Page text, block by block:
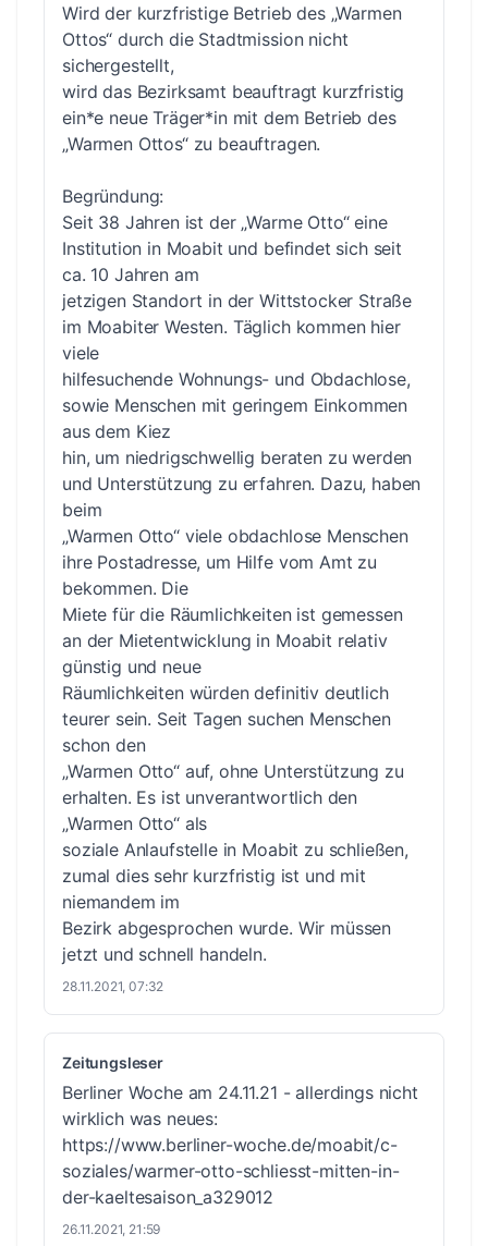
Wird der kurzfristige Betrieb des „Warmen
Ottos“ durch die Stadtmission nicht
sichergestellt,
wird das Bezirksamt beauftragt kurzfristig
ein*e neue Träger*in mit dem Betrieb des
„Warmen Ottos“ zu beauftragen.
Begründung:
Seit 38 Jahren ist der „Warme Otto“ eine
Institution in Moabit und befindet sich seit
ca. 10 Jahren am
jetzigen Standort in der Wittstocker Straße
im Moabiter Westen. Täglich kommen hier
viele
hilfesuchende Wohnungs- und Obdachlose,
sowie Menschen mit geringem Einkommen
aus dem Kiez
hin, um niedrigschwellig beraten zu werden
und Unterstützung zu erfahren. Dazu, haben
beim
„Warmen Otto“ viele obdachlose Menschen
ihre Postadresse, um Hilfe vom Amt zu
bekommen. Die
Miete für die Räumlichkeiten ist gemessen
an der Mietentwicklung in Moabit relativ
günstig und neue
Räumlichkeiten würden definitiv deutlich
teurer sein. Seit Tagen suchen Menschen
schon den
„Warmen Otto“ auf, ohne Unterstützung zu
erhalten. Es ist unverantwortlich den
„Warmen Otto“ als
soziale Anlaufstelle in Moabit zu schließen,
zumal dies sehr kurzfristig ist und mit
niemandem im
Bezirk abgesprochen wurde. Wir müssen
jetzt und schnell handeln.
28.11.2021, 07:32
Zeitungsleser
Berliner Woche am 24.11.21 - allerdings nicht
wirklich was neues:
https://www.berliner-woche.de/moabit/c-
soziales/warmer-otto-schliesst-mitten-in-
der-kaeltesaison_a329012
26.11.2021, 21:59